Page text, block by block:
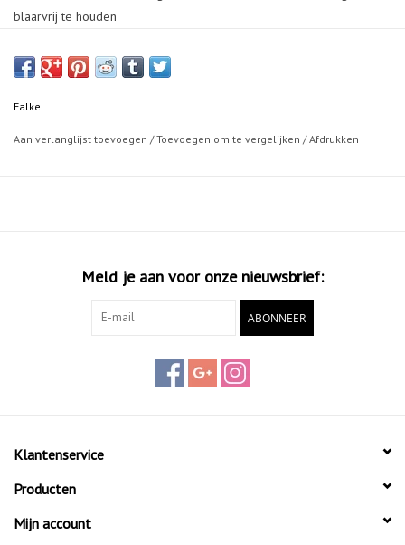
blaarvrij te houden
betreffende voet (echte L/R voet)
Medium demping voor bescherming van de stresszone en
schoencontact. Extra siliconen draden aan de binnenkant voorkomen
dat de sokken verschuiven en een extra gepolsterde lip bij de hak
voorkomt wrijving en het ontstaan van blaren. Het snelle
vochttransport en de optimale pasvorm garanderen comfortabele en
Falke
Aan verlanglijst toevoegen /Toevoegen om te vergelijken /Afdrukken
Meld je aan voor onze nieuwsbrief:
ABONNEER
Klantenservice
Producten
Mijn account